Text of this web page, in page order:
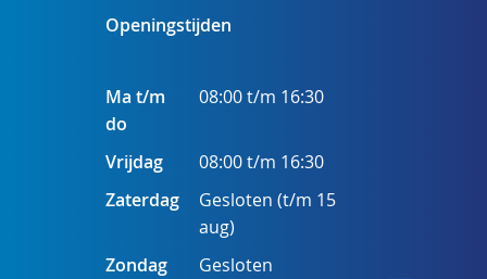
Openingstijden
Ma t/m
do
08:00 t/m 16:30
Vrijdag
08:00 t/m 16:30
Zaterdag
Gesloten (t/m 15
aug)
Zondag
Gesloten